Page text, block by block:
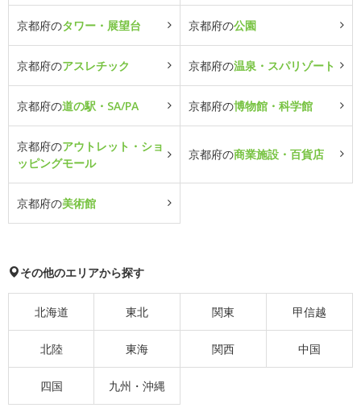
京都府のタワー・展望台 京都府の公園
京都府のアスレチック 京都府の温泉・スパリゾート
京都府の道の駅・SA/PA 京都府の博物館・科学館
京都府のアウトレット・ショ
ッピングモール
京都府の商業施設・百貨店
京都府の美術館
その他のエリアから探す
北海道 東北 関東 甲信越
北陸 東海 関西 中国
四国 九州・沖縄